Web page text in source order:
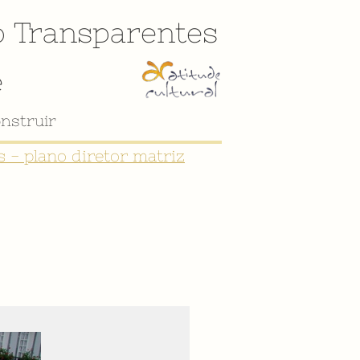
Transparentes
- plano diretor matriz